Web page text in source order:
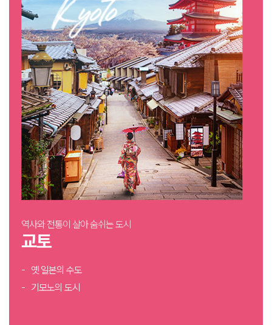
역사와 전통이 살아 숨쉬는 도시
교토
옛 일본의 수도
기모노의 도시